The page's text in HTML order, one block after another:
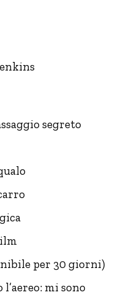
segreto
per 30 giorni)
mi sono